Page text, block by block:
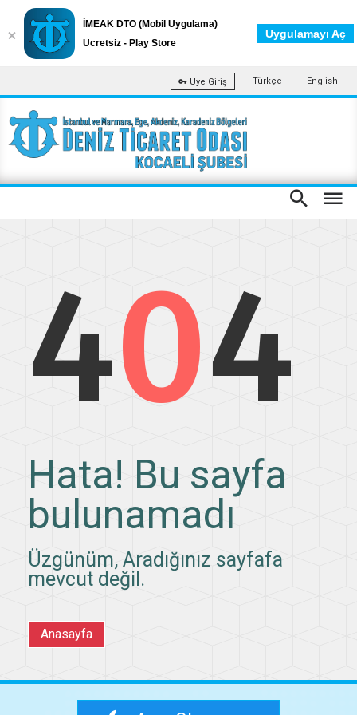
Üye Giriş Türkçe English
404
Hata! Bu sayfa
bulunamadı
Üzgünüm, Aradığınız sayfafa
mevcut değil.
Anasayfa
İMEAK DTO (Mobil Uygulama)
Ücretsiz - Play Store
Uygulamayı Aç